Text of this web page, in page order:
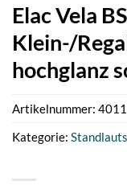
Elac Vela
Klein-/
hochglanz
Artikelnummer:
Kategorie: